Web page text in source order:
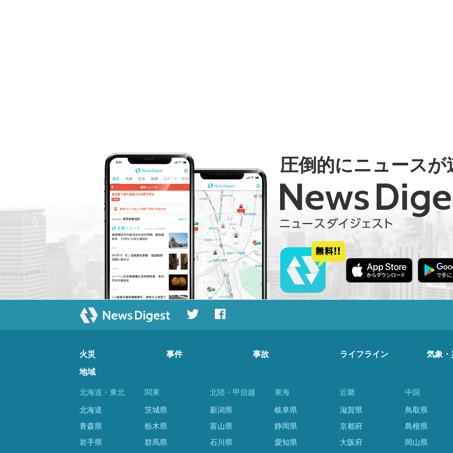
圧倒的にニュースが
火災 事件 事故 ライフライン 気象・
地域
北海道・東北
北海道
青森県
岩手県
関東
茨城県
栃木県
群馬県
北陸・甲信越
新潟県
富山県
石川県
東海
岐阜県
静岡県
愛知県
近畿
滋賀県
京都府
大阪府
中国
鳥取県
島根県
岡山県